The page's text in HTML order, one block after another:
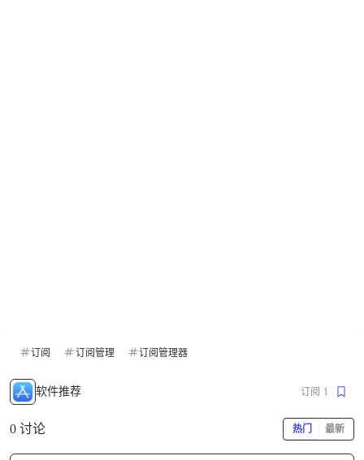
订阅 订阅管理 订阅管理器
软件推荐 订阅 1
0 讨论 热门 最新